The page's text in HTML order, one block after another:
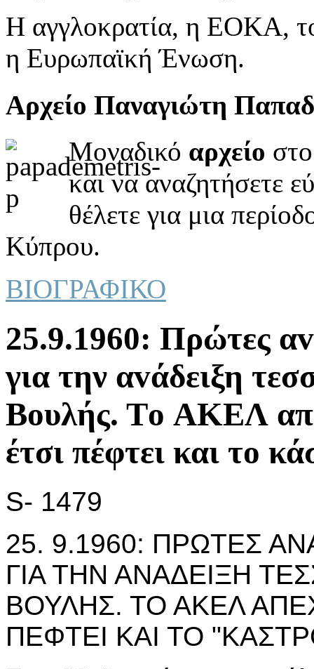
Η αγγλοκρατία, η ΕΟΚΑ,
η Ευρωπαϊκή Ένωση.
Αρχείο Παναγιώτη
Μοναδικό αρχείο
και να αναζητήσετε
θέλετε για μια
Κύπρου.
ΒΙΟΓΡΑΦΙΚΟ
25.9.1960: Πρώτες
για την αvάδειξη
Βoυλής. Τo ΑΚΕΛ
έτσι πέφτει και τo
S- 1479
25. 9.1960: ΠΡΩΤΕΣ
ΓΙΑ ΤΗΝ ΑΝΑΔΕΙΞΗ
ΒΟΥΛΗΣ. ΤΟ ΑΚΕΛ
ΠΕΦΤΕΙ ΚΑΙ ΤΟ